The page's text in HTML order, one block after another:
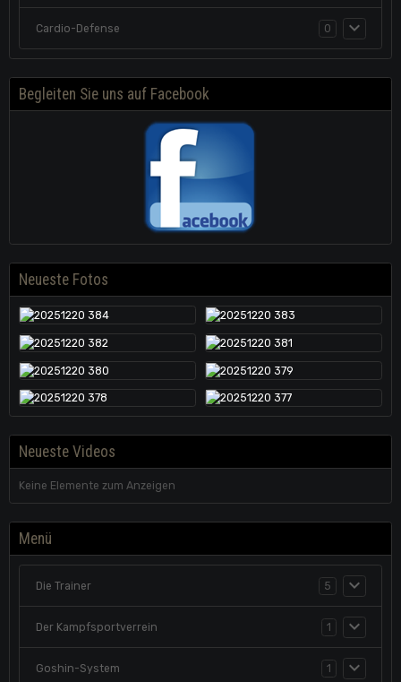
Cardio-Defense 0
Begleiten Sie uns auf Facebook
Neueste Fotos
Neueste Videos
Keine Elemente zum Anzeigen
Menü
Die Trainer 5
Der Kampfsportverrein 1
Goshin-System 1